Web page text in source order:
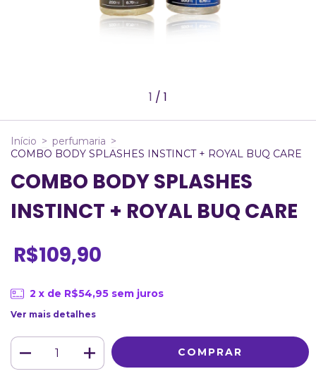
1 / 1
Início > perfumaria >
COMBO BODY SPLASHES INSTINCT + ROYAL BUQ CARE
COMBO BODY SPLASHES
INSTINCT + ROYAL BUQ CARE
R$109,90
2 x de R$54,95 sem juros
Ver mais detalhes